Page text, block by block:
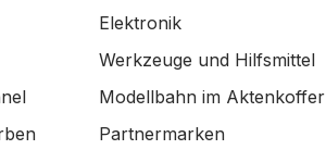
Elektronik
Werkzeuge und Hilfsmittel
Modellbahn im Aktenkoffer
Partnermarken